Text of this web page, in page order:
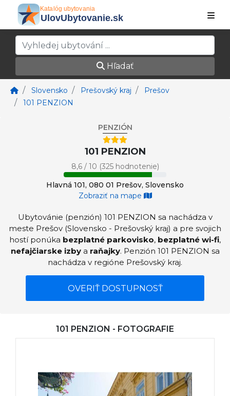
Hľadať
Slovensko Prešovský kraj
Prešov
101 PENZION
PENZIÓN
101 PENZION
8,6 / 10 (325 hodnotenie)
Hlavná 101, 080 01 Prešov, Slovensko
Zobraziť na mape
Ubytovánie (penzión) 101 PENZION sa nachádza v
meste Prešov (Slovensko - Prešovský kraj) a pre svojich
hostí ponúka bezplatné parkovisko, bezplatné wi-fi,
nefajčiarske izbya raňajky. Penzión 101 PENZION sa
nachádza v regióne Prešovský kraj.
OVERIŤ DOSTUPNOSŤ
101 PENZION - FOTOGRAFIE